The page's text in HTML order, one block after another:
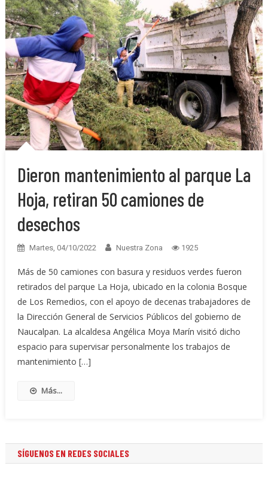
Dieron mantenimiento al parque La
Hoja, retiran 50 camiones de
desechos
Martes, 04/10/2022 Nuestra Zona 1925
Más de 50 camiones con basura y residuos verdes fueron
retirados del parque La Hoja, ubicado en la colonia Bosque
de Los Remedios, con el apoyo de decenas trabajadores de
la Dirección General de Servicios Públicos del gobierno de
Naucalpan. La alcaldesa Angélica Moya Marín visitó dicho
espacio para supervisar personalmente los trabajos de
mantenimiento […]
Más...
SÍGUENOS EN REDES SOCIALES